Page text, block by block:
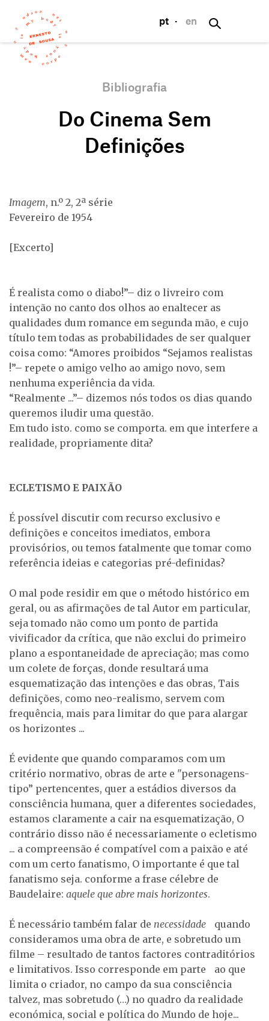
pt · en
Bibliografia
Do Cinema Sem
Definições
Imagem, n.º 2, 2ª série
Fevereiro de 1954
[Excerto]
É realista como o diabo!”– diz o livreiro com
intenção no canto dos olhos ao enaltecer as
qualidades dum romance em segunda mão, e cujo
título tem todas as probabilidades de ser qualquer
coisa como: “Amores proibidos “Sejamos realistas
!”– repete o amigo velho ao amigo novo, sem
nenhuma experiência da vida.
“Realmente ...”– dizemos nós todos os dias quando
queremos iludir uma questão.
Em tudo isto. como se comporta. em que interfere a
realidade, propriamente dita?
ECLETISMO E PAIXÃO
É possível discutir com recurso exclusivo e
definições e conceitos imediatos, embora
provisórios, ou temos fatalmente que tomar como
referência ideias e categorias pré-definidas?
O mal pode residir em que o método histórico em
geral, ou as afirmações de tal Autor em particular,
seja tomado não como um ponto de partida
vivificador da crítica, que não exclui do primeiro
plano a espontaneidade de apreciação; mas como
um colete de forças, donde resultará uma
esquematização das intenções e das obras, Tais
definições, como neo-realismo, servem com
frequência, mais para limitar do que para alargar
os horizontes ...
É evidente que quando comparamos com um
critério normativo, obras de arte e "personagens-
tipo” pertencentes, quer a estádios diversos da
consciência humana, quer a diferentes sociedades,
estamos claramente a cair na esquematização, O
contrário disso não é necessariamente o ecletismo
... a compreensão é compatível com a paixão e até
com um certo fanatismo, O importante é que tal
fanatismo seja. conforme a frase célebre de
Baudelaire: aquele que abre mais horizontes.
É necessário também falar de necessidade quando
consideramos uma obra de arte, e sobretudo um
filme – resultado de tantos factores contraditórios
e limitativos. Isso corresponde em parte ao que
limita o criador, no campo da sua consciência
talvez, mas sobretudo (…) no quadro da realidade
económica, social e política do Mundo de hoje...